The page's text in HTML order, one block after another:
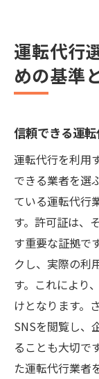
福岡県で
正規ラ
福岡県
口コ
料金
カス
運転代行
イント
運転
事前
依頼
運転
深夜
運転代行
めの基準
信頼できる運
運転代行を利用
できる業者を選
ている運転代行
す。許可証は、
す重要な証拠で
クし、実際の利
す。これにより
けとなります。
SNSを閲覧し、
ることも大切で
た運転代行業者